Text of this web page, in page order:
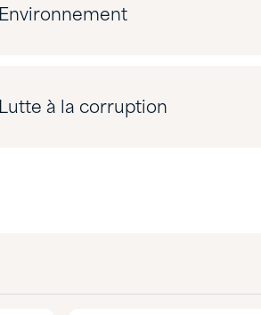
Environnement
Lutte à la corruption